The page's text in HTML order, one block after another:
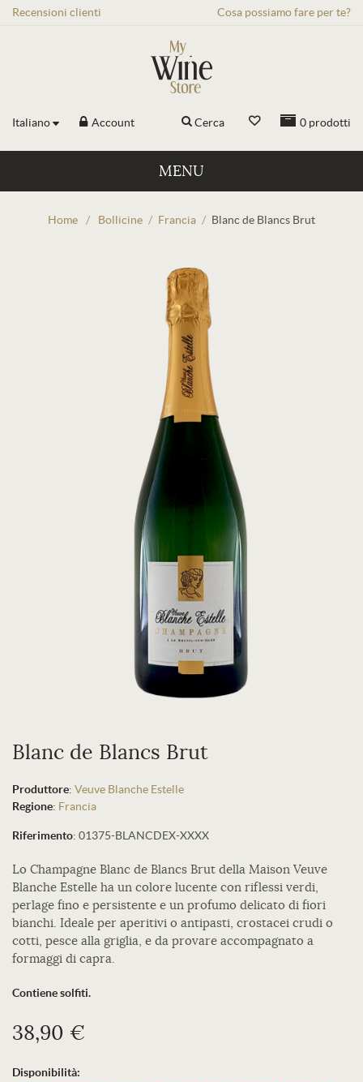
Recensioni clienti Cosa possiamo fare per te?
Italiano Account 0 prodotti
Cerca
MENU
Home / Bollicine / Francia / Blanc de Blancs Brut
Blanc de Blancs Brut
Produttore: Veuve Blanche Estelle
Regione: Francia
Riferimento: 01375-BLANCDEX-XXXX
Lo Champagne Blanc de Blancs Brut della Maison Veuve
Blanche Estelle ha un colore lucente con riflessi verdi,
perlage fino e persistente e un profumo delicato di fiori
bianchi. Ideale per aperitivi o antipasti, crostacei crudi o
cotti, pesce alla griglia, e da provare accompagnato a
formaggi di capra.
Contiene solfiti.
38,90 €
Disponibilità: